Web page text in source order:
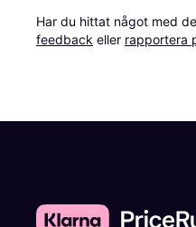
Har du hittat något med
feedback eller rapportera